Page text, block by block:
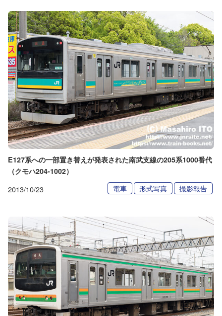
E127系への一部置き替えが発表された南武支線の205系1000番代
（クモハ204-1002）
2013/10/23 電車 形式写真 撮影報告